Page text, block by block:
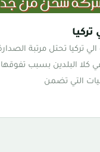
تحتل مرتبة
كلا البلدين بسبب
التي تضمن